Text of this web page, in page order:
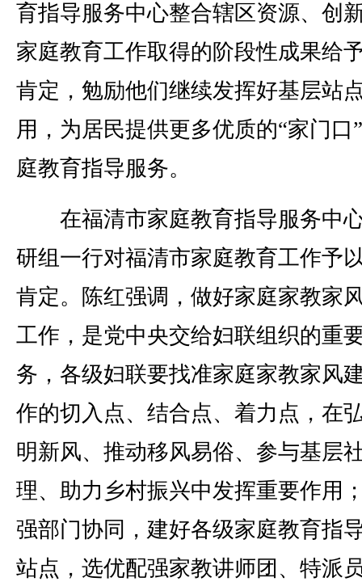
育指导服务中心整合辖区资源、创
家庭教育工作取得的阶段性成果给
肯定，勉励他们继续发挥好基层站
用，为居民提供更多优质的“家门口
庭教育指导服务。
在福清市家庭教育指导服务中
研组一行对福清市家庭教育工作予
肯定。陈红强调，做好家庭家教家
工作，是党中央交给妇联组织的重
务，各级妇联要找准家庭家教家风
作的切入点、结合点、着力点，在
明新风、推动移风易俗、参与基层
理、助力乡村振兴中发挥重要作用
强部门协同，建好各级家庭教育指
站点，选优配强家教讲师团、特派